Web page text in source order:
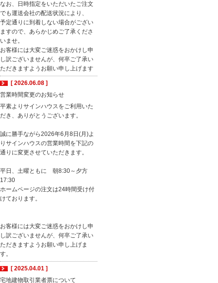
なお、日時指定をいただいたご注文
でも運送会社の配送状況により、
予定通りに到着しない場合がござい
ますので、あらかじめご了承くださ
いませ。
お客様には大変ご迷惑をおかけし申
し訳ございませんが、何卒ご了承い
ただきますようお願い申し上げます
[ 2026.06.08 ]
営業時間変更のお知らせ
平素よりサインハウスをご利用いた
だき、ありがとうございます。
誠に勝手ながら2026年6月8日(月)よ
りサインハウスの営業時間を下記の
通りに変更させていただきます。
平日、土曜ともに 朝8:30～夕方
17:30
ホームページの注文は24時間受け付
けております。
お客様には大変ご迷惑をおかけし申
し訳ございませんが、何卒ご了承い
ただきますようお願い申し上げま
す。
[ 2025.04.01 ]
宅地建物取引業者票について